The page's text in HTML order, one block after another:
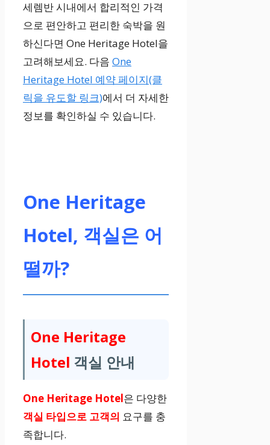
세렘반 시내에서 합리적인 가격
으로 편안하고 편리한 숙박을 원
하신다면 One Heritage Hotel을
고려해보세요. 다음 One
Heritage Hotel 예약 페이지(클
릭을 유도할 링크)에서 더 자세한
정보를 확인하실 수 있습니다.
One Heritage
Hotel, 객실은 어
떨까?
One Heritage
Hotel 객실 안내
One Heritage Hotel은 다양한
객실 타입으로 고객의 요구를 충
족합니다.